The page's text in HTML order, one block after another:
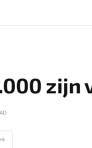
zijn